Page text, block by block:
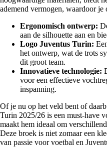
ademend vermogen, waardoor
Ergonomisch ontwerp:
aan de silhouette aan en
Logo Juventus Turin:
het ontwerp, wat de trots
dit groot team.
Innovatieve technologie:
voor een effectieve
inspanning.
Of je nu op het veld bent of
Turin 2025/26 is een must-have
maakt hem ideaal om
Deze broek is niet zomaar een
van passie voor voetbal en